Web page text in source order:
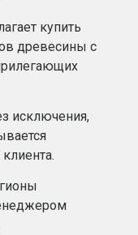
купить
древесины с
исключения,